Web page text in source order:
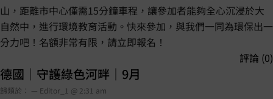
山，距離市中心僅需15分鐘車程，讓參加者能夠全心沉浸於大
自然中，進行環境教育活動。快來參加，與我們一同為環保出一
分力吧！名額非常有限，請立即報名！
評論 (0)
德國｜守護綠色河畔｜9月
歸類於： — Editor_1 @ 2:31 am